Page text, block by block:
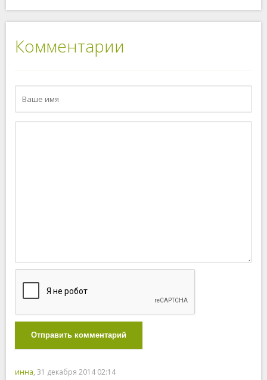
Комментарии
Отправить комментарий
инна, 31 декабря 2014 02:14